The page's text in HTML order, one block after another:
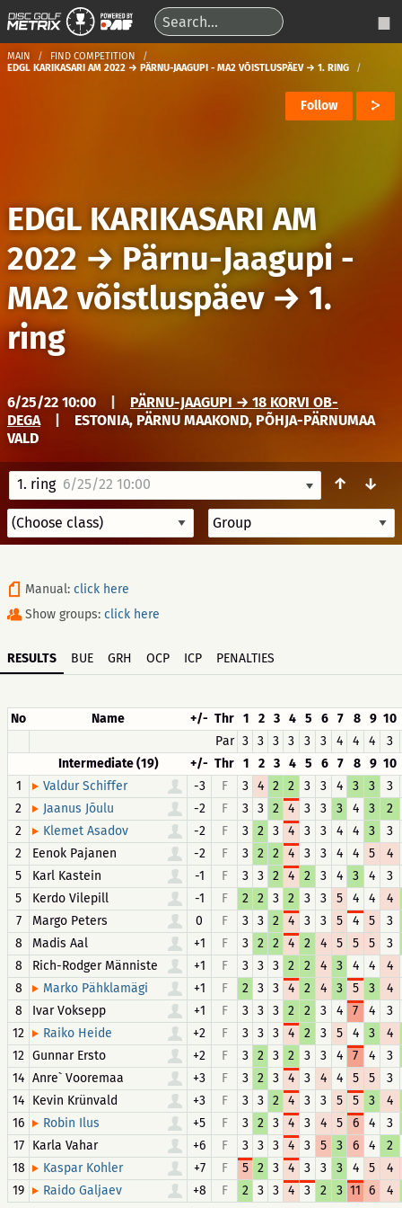
MAIN
FIND COMPETITION
EDGL KARIKASARI AM 2022 → PÄRNU-JAAGUPI - MA2 VÕISTLUSPÄEV → 1. RING
Follow
EDGL KARIKASARI AM
2022 → Pärnu-Jaagupi -
MA2 võistluspäev→ 1.
ring
6/25/22 10:00
PÄRNU-JAAGUPI → 18 KORVI OB-
DEGA
ESTONIA, PÄRNU MAAKOND, PÕHJA-PÄRNUMAA
VALD
1. ring6/25/22 10:00 ↑ ↓
Manual: click here
Show groups: click here
RESULTS BUE GRH OCP ICP PENALTIES
No Name +/- Thr 1 2 3 4 5 6 7 8 9 10
Par 3 3 3 3 3 3 4 4 4
3
Intermediate (19)
+/- Thr 1 2 3 4 5 6 7 8 9 10
1
Valdur Schiffer -3 F 3 4 2 2 3 3 4 3 3
3
2
Jaanus Jõulu -2 F 3 3 2 4 3 3 3 4 3
2
2
Klemet Asadov -2 F 3 2 3 4 3 3 4 4 3
3
2
Eenok Pajanen -2 F 3 2 2 4 3 3 4 4 5
4
5
Karl Kastein -1 F 3 3 2 4 2 3 4 3 4
3
5
Kerdo Vilepill -1 F 2 2 3 2 3 3 5 4 4
4
7
Margo Peters 0 F 3 3 2 4 3 3 5 4 5
3
8
Madis Aal +1 F 3 2 2 4 2 4 5 5 5
3
8
Rich-Rodger Männiste +1 F 3 3 3 2 2 4 3 4 4
4
8
Marko Pähklamägi +1 F 2 3 3 4 2 4 3 5 3
4
8
Ivar Voksepp +1 F 3 3 3 2 2 3 4 7 4
3
12
Raiko Heide +2 F 3 3 3 4 2 3 5 4 3
4
12 Gunnar Ersto +2 F 3 2 3 2 3 3 4 7 4
3
14 Anre` Vooremaa +3 F 3 2 3 4 3 4 4 5 5
3
14 Kevin Krünvald +3 F 3 3 2 4 3 3 5 5 3
4
16
Robin Ilus +5 F 3 2 3 4 3 4 5 6 4
3
17
Karla Vahar +6 F 3 3 3 4 3 5 3 6 4
2
18
Kaspar Kohler +7 F 5 2 3 4 3 3 3 4 5
4
19
Raido Galjaev +8 F 2 3 3 4 3 2 3 11 6 4